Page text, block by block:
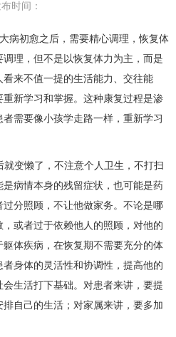
时间：
病初愈之后，需要精心调理，恢复体
理，但不是以恢复体力为主，而是
来不值一提的生活能力、交往能
新学习和掌握。这种康复过程是渗
需要像小孩学走路一样，重新学习
变懒了，不注意个人卫生，不打扫
病情本身的残留症状，也可能是药
分照顾，不让他做家务。不论是哪
或者过于依赖他人的照顾，对他的
体疾病，在恢复期不需要充分的体
身体的灵活性和协调性，提高他的
生活打下基础。对患者来讲，要提
自己的生活；对家属来讲，要多加